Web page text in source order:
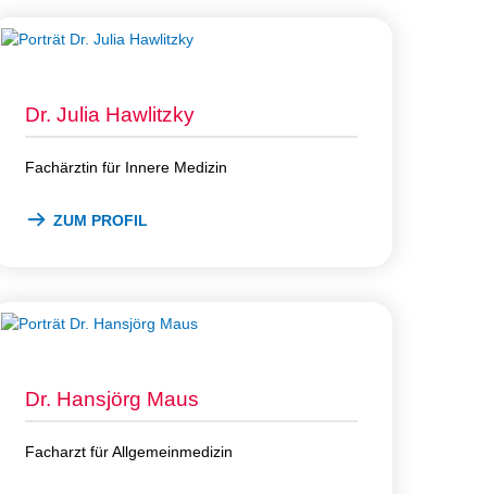
Dr. Julia Hawlitzky
Fachärztin für Innere Medizin
ZUM PROFIL
Dr. Hansjörg Maus
Facharzt für Allgemeinmedizin